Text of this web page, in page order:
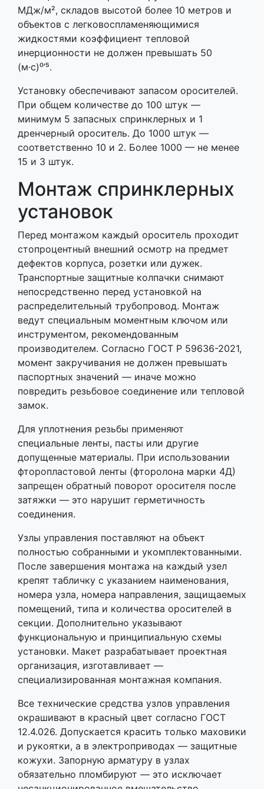
МДж/м², складов высотой более 10 метров и
объектов с легковоспламеняющимися
жидкостями коэффициент тепловой
инерционности не должен превышать 50
(м·с)⁰’⁵.
Установку обеспечивают запасом оросителей.
При общем количестве до 100 штук —
минимум 5 запасных спринклерных и 1
дренчерный ороситель. До 1000 штук —
соответственно 10 и 2. Более 1000 — не менее
15 и 3 штук.
Монтаж спринклерных
установок
Перед монтажом каждый ороситель проходит
стопроцентный внешний осмотр на предмет
дефектов корпуса, розетки или дужек.
Транспортные защитные колпачки снимают
непосредственно перед установкой на
распределительный трубопровод. Монтаж
ведут специальным моментным ключом или
инструментом, рекомендованным
производителем. Согласно ГОСТ Р 59636-2021,
момент закручивания не должен превышать
паспортных значений — иначе можно
повредить резьбовое соединение или тепловой
замок.
Для уплотнения резьбы применяют
специальные ленты, пасты или другие
допущенные материалы. При использовании
фторопластовой ленты (фторолона марки 4Д)
запрещен обратный поворот оросителя после
затяжки — это нарушит герметичность
соединения.
Узлы управления поставляют на объект
полностью собранными и укомплектованными.
После завершения монтажа на каждый узел
крепят табличку с указанием наименования,
номера узла, номера направления, защищаемых
помещений, типа и количества оросителей в
секции. Дополнительно указывают
функциональную и принципиальную схемы
установки. Макет разрабатывает проектная
организация, изготавливает —
специализированная монтажная компания.
Все технические средства узлов управления
окрашивают в красный цвет согласно ГОСТ
12.4.026. Допускается красить только маховики
и рукоятки, а в электроприводах — защитные
кожухи. Запорную арматуру в узлах
обязательно пломбируют — это исключает